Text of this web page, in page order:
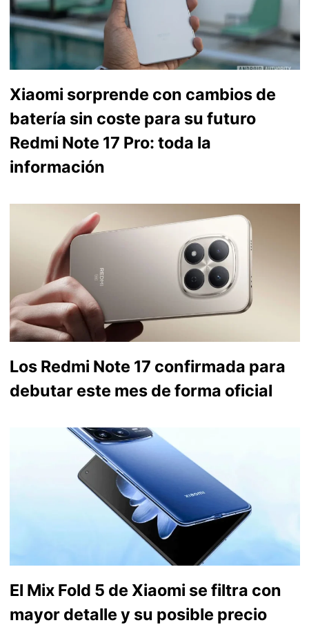
Xiaomi sorprende con cambios de
batería sin coste para su futuro
Redmi Note 17 Pro: toda la
información
Los Redmi Note 17 confirmada para
debutar este mes de forma oficial
El Mix Fold 5 de Xiaomi se filtra con
mayor detalle y su posible precio